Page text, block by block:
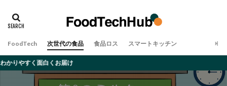
FoodTech 次世代の食品 食品ロス スマートキッチン
タグ
デメリット
ムカデ メリット
大豆ミート
完全食
対策・原因